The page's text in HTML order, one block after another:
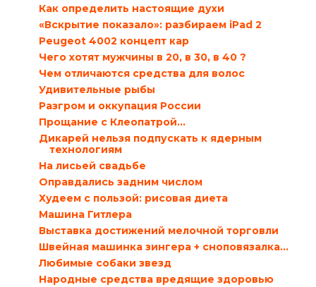
Как определить настоящие духи
«Вскрытие показало»: разбираем iPad 2
Peugeot 4002 концепт кар
Чего хотят мужчины в 20, в 30, в 40 ?
Чем отличаются средства для волос
Удивительные рыбы
Разгром и оккупация России
Прощание с Клеопатрой…
Дикарей нельзя подпускать к ядерным
технологиям
На лисьей свадьбе
Оправдались задним числом
Худеем с пользой: рисовая диета
Машина Гитлера
Выставка достижений мелочной торговли
Швейная машинка зингера + сноповязалка...
Любимые собаки звезд
Народные средства вредящие здоровью